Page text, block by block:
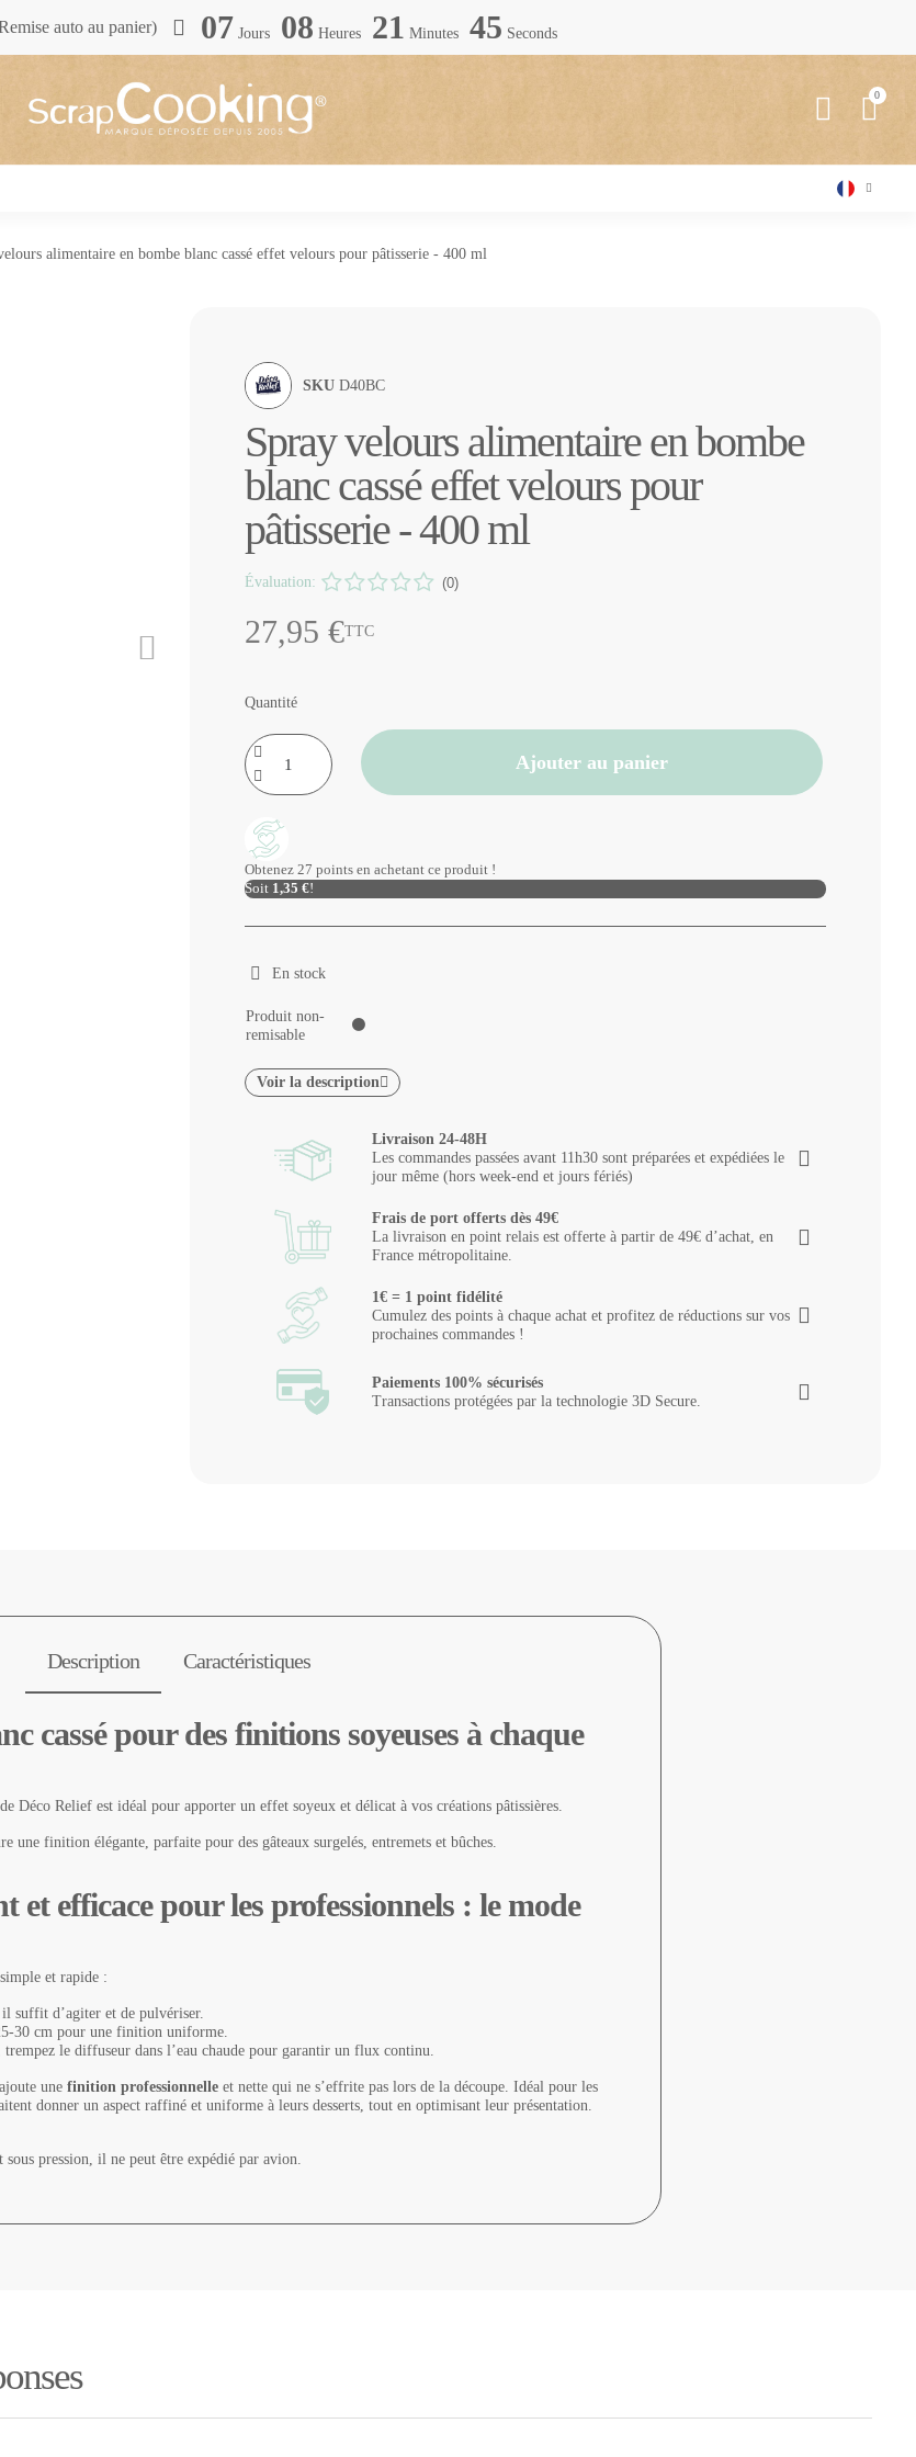
auto au panier) 07 Jours 08 Heures 21 Minutes 44 Seconds
alimentaire en bombe blanc cassé effet velours pour pâtisserie - 400 ml
SKU D40BC
Spray velours alimentaire en bombe
blanc cassé effet velours pour
pâtisserie - 400 ml
Évaluation: (0)
27,95 €TTC
Quantité
Ajouter au panier
Obtenez 27 points en achetant ce produit !
Soit 1,35 €!
En stock
Produit non-
remisable
⚫
Voir la description
Livraison 24-48H
Les commandes passées avant 11h30 sont préparées et expédiées le
jour même (hors week-end et jours fériés)
Frais de port offerts dès 49€
La livraison en point relais est offerte à partir de 49€ d’achat, en
France métropolitaine.
1€ = 1 point fidélité
Cumulez des points à chaque achat et profitez de réductions sur vos
prochaines commandes !
Paiements 100% sécurisés
Transactions protégées par la technologie 3D Secure.
Description Caractéristiques
cassé pour des finitions soyeuses à chaque
de Déco Relief est idéal pour apporter un effet soyeux et délicat à vos créations pâtissières.
une finition élégante, parfaite pour des gâteaux surgelés, entremets et bûches.
efficace pour les professionnels : le mode
et rapide :
suffit d’agiter et de pulvériser.
30 cm pour une finition uniforme.
trempez le diffuseur dans l’eau chaude pour garantir un flux continu.
une finition professionnelle et nette qui ne s’effrite pas lors de la découpe. Idéal pour les
donner un aspect raffiné et uniforme à leurs desserts, tout en optimisant leur présentation.
pression, il ne peut être expédié par avion.